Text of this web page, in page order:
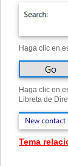
Haga clic en
Haga clic en
Libreta de
Tema